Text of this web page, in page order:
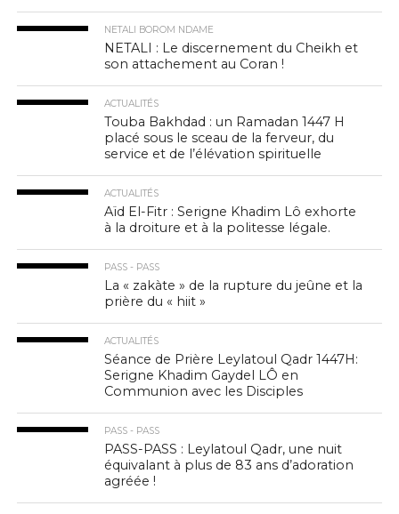
NETALI BOROM NDAME
NETALI : Le discernement du Cheikh et
son attachement au Coran !
ACTUALITÉS
Touba Bakhdad : un Ramadan 1447 H
placé sous le sceau de la ferveur, du
service et de l’élévation spirituelle
ACTUALITÉS
Aïd El-Fitr : Serigne Khadim Lô exhorte
à la droiture et à la politesse légale.
PASS - PASS
La « zakàte » de la rupture du jeûne et la
prière du « hiit »
ACTUALITÉS
Séance de Prière Leylatoul Qadr 1447H:
Serigne Khadim Gaydel LÔ en
Communion avec les Disciples
PASS - PASS
PASS-PASS : Leylatoul Qadr, une nuit
équivalant à plus de 83 ans d’adoration
agréée !